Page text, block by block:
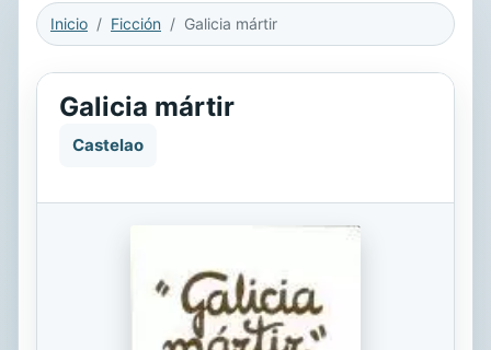
Inicio Ficción Galicia mártir
Galicia mártir
Castelao